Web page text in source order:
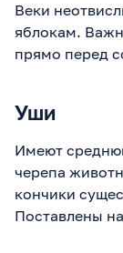
Веки
яблокам.
прямо перед
Уши
Имеют
черепа
кончики
Поставлены